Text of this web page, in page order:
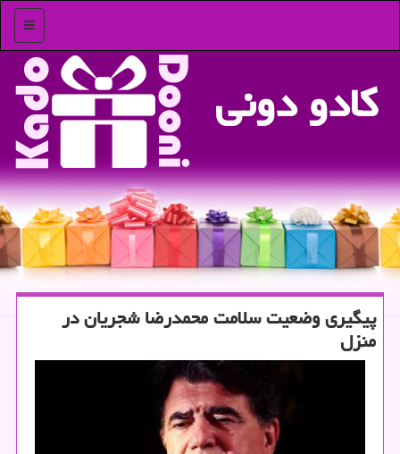
منو
كادو دونی
پیگیری وضعیت سلامت محمدرضا شجریان در
منزل